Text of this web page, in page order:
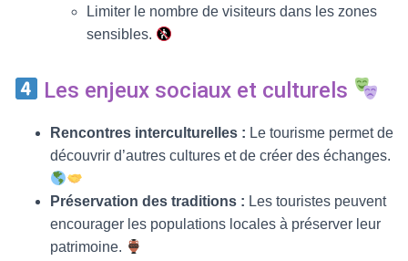
Limiter le nombre de visiteurs dans les zones
sensibles.
Les enjeux sociaux et culturels
Rencontres interculturelles : Le tourisme permet de
découvrir d’autres cultures et de créer des échanges.
Préservation des traditions : Les touristes peuvent
encourager les populations locales à préserver leur
patrimoine.